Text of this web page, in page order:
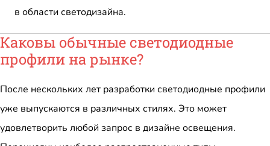
в области светодизайна.
Каковы обычные светодиодные
профили на рынке?
После нескольких лет разработки светодиодные профили
уже выпускаются в различных стилях. Это может
удовлетворить любой запрос в дизайне освещения.